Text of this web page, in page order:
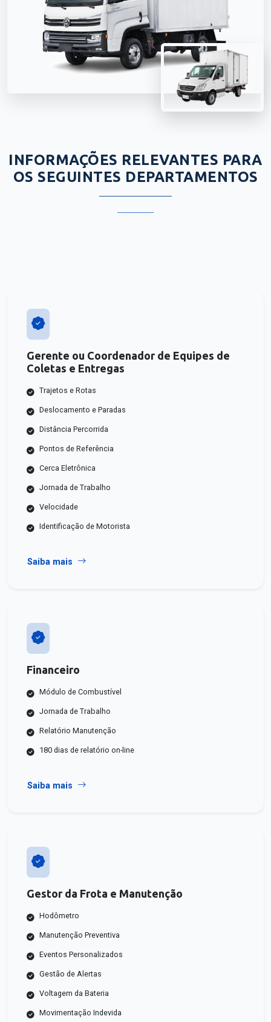
INFORMAÇÕES RELEVANTES PARA
OS SEGUINTES DEPARTAMENTOS
Gerente ou Coordenador de Equipes de
Coletas e Entregas
Trajetos e Rotas
Deslocamento e Paradas
Distância Percorrida
Pontos de Referência
Cerca Eletrônica
Jornada de Trabalho
Velocidade
Identificação de Motorista
Saiba mais
Financeiro
Módulo de Combustível
Jornada de Trabalho
Relatório Manutenção
180 dias de relatório on-line
Saiba mais
Gestor da Frota e Manutenção
Hodômetro
Manutenção Preventiva
Eventos Personalizados
Gestão de Alertas
Voltagem da Bateria
Movimentação Indevida